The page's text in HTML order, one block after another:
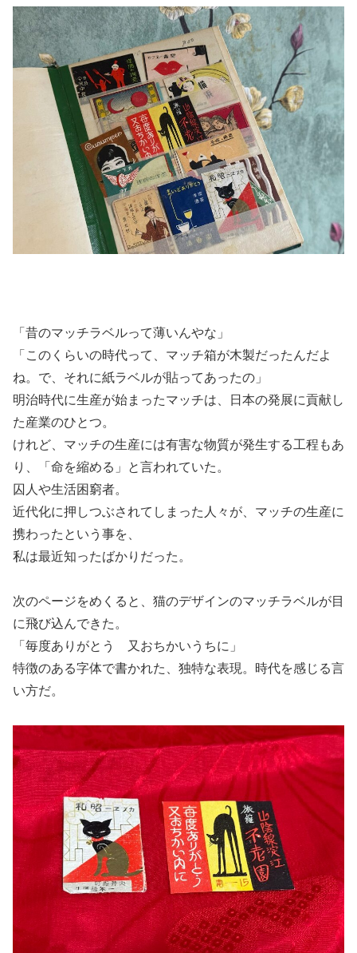
「昔のマッチラベルって薄いんやな」
「このくらいの時代って、マッチ箱が木製だったんだよ
ね。で、それに紙ラベルが貼ってあったの」
明治時代に生産が始まったマッチは、日本の発展に貢献し
た産業のひとつ。
けれど、マッチの生産には有害な物質が発生する工程もあ
り、「命を縮める」と言われていた。
囚人や生活困窮者。
近代化に押しつぶされてしまった人々が、マッチの生産に
携わったという事を、
私は最近知ったばかりだった。
次のページをめくると、猫のデザインのマッチラベルが目
に飛び込んできた。
「毎度ありがとう 又おちかいうちに」
特徴のある字体で書かれた、独特な表現。時代を感じる言
い方だ。